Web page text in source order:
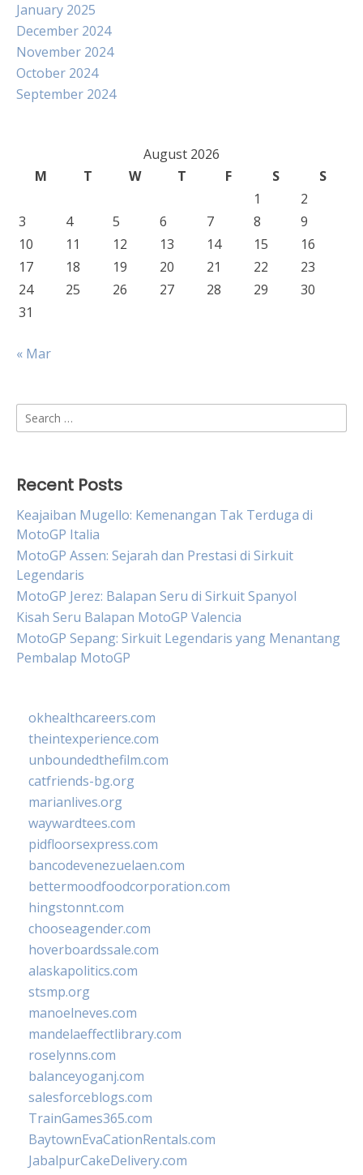
January 2025
December 2024
November 2024
October 2024
September 2024
August 2026
M
T W T F S
S
1
2
3
4 5 6 7 8
9
10
11 12 13 14 15
16
17
18 19 20 21 22
23
24
25 26 27 28 29
30
31
« Mar
Search
for:
Recent Posts
Keajaiban Mugello: Kemenangan Tak Terduga di
MotoGP Italia
MotoGP Assen: Sejarah dan Prestasi di Sirkuit
Legendaris
MotoGP Jerez: Balapan Seru di Sirkuit Spanyol
Kisah Seru Balapan MotoGP Valencia
MotoGP Sepang: Sirkuit Legendaris yang Menantang
Pembalap MotoGP
okhealthcareers.com
theintexperience.com
unboundedthefilm.com
catfriends-bg.org
marianlives.org
waywardtees.com
pidfloorsexpress.com
bancodevenezuelaen.com
bettermoodfoodcorporation.com
hingstonnt.com
chooseagender.com
hoverboardssale.com
alaskapolitics.com
stsmp.org
manoelneves.com
mandelaeffectlibrary.com
roselynns.com
balanceyoganj.com
salesforceblogs.com
TrainGames365.com
BaytownEvaCationRentals.com
JabalpurCakeDelivery.com